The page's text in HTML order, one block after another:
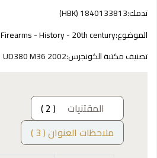
تدمك:1840133813 (HBK)
الموضوع:Firearms - History - 20th century
تصنيف مكتبة الكونجرس:UD380 M36 2002
المقتنيات
( 2 )
ملاحظات العنوان ( 3 )